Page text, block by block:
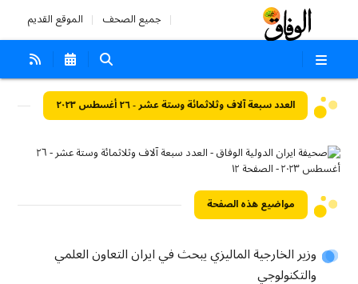
جميع الصحف الموقع القديم
العدد سبعة آلاف وثلاثمائة وستة عشر - ٢٦ أغسطس ٢٠٢٣
مواضيع هذه الصفحة
وزير الخارجية الماليزي يبحث في ايران التعاون العلمي
والتكنولوجي